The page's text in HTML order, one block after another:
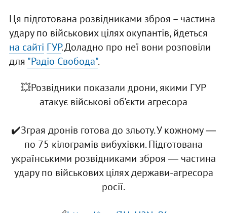
Ця підготована розвідниками зброя – частина
удару по військових цілях окупантів, йдеться
на сайті ГУР. Доладно про неї вони розповіли
для "Радіо Свобода".
💥Розвідники показали дрони, якими ГУР
атакує військові об'єкти агресора
✔️Зграя дронів готова до зльоту. У кожному ―
по 75 кілограмів вибухівки. Підготована
українськими розвідниками зброя ― частина
удару по військових цілях держави-агресора
росії.